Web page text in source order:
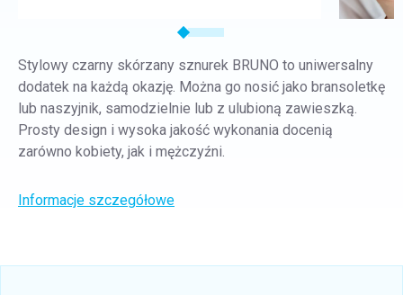
Stylowy czarny skórzany sznurek BRUNO to uniwersalny
dodatek na każdą okazję. Można go nosić jako bransoletkę
lub naszyjnik, samodzielnie lub z ulubioną zawieszką.
Prosty design i wysoka jakość wykonania docenią
zarówno kobiety, jak i mężczyźni.
Informacje szczegółowe